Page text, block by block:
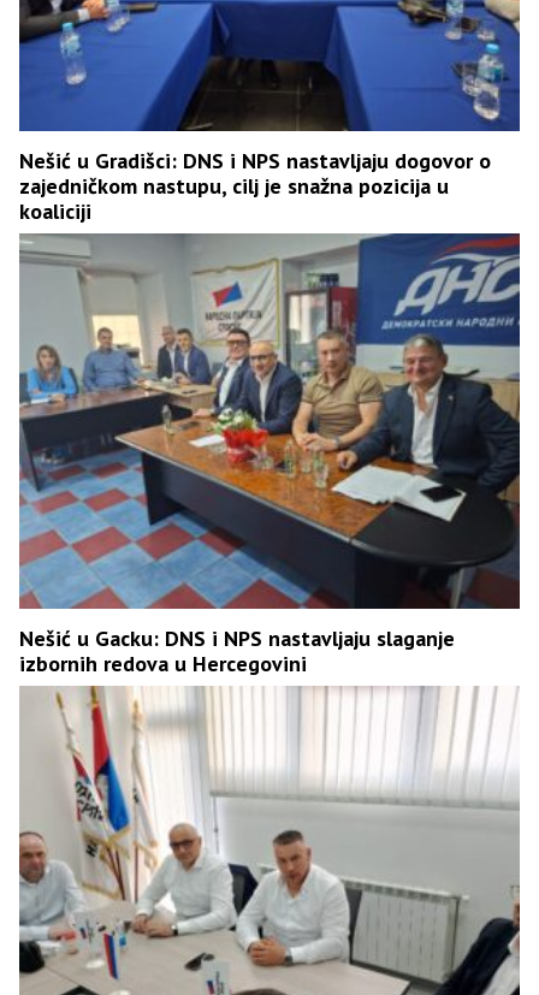
Nešić u Gradišci: DNS i NPS nastavljaju dogovor o
zajedničkom nastupu, cilj je snažna pozicija u
koaliciji
Nešić u Gacku: DNS i NPS nastavljaju slaganje
izbornih redova u Hercegovini